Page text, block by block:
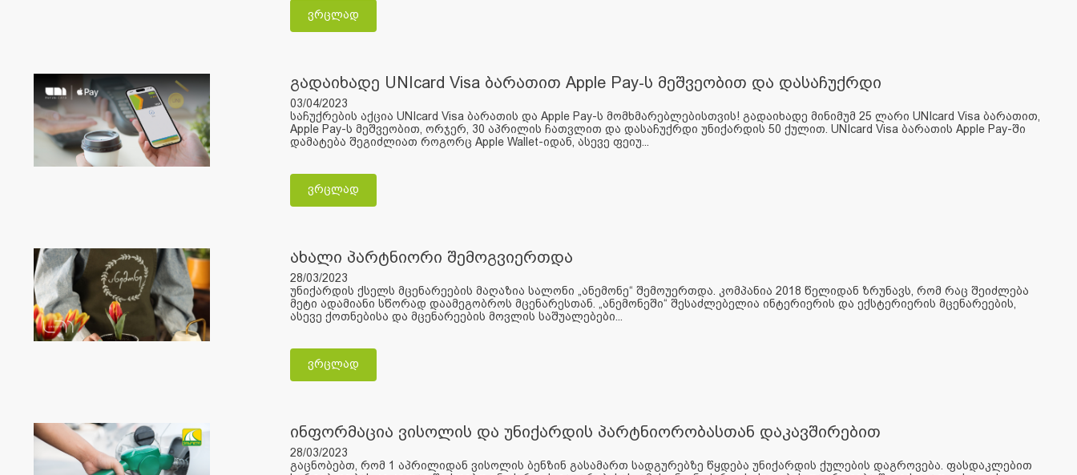
ვრცლად
გადაიხადე UNIcard Visa ბარათით Apple Pay-ს მეშვეობით და დასაჩუქრდი
03/04/2023
საჩუქრების აქცია UNIcard Visa ბარათის და Apple Pay-ს მომხმარებლებისთვის! გადაიხადე მინიმუმ 25 ლარი UNIcard Visa ბარათით,
Apple Pay-ს მეშვეობით, ორჯერ, 30 აპრილის ჩათვლით და დასაჩუქრდი უნიქარდის 50 ქულით. UNIcard Visa ბარათის Apple Pay-ში
დამატება შეგიძლიათ როგორც Apple Wallet-იდან, ასევე ფეიუ...
ვრცლად
ახალი პარტნიორი შემოგვიერთდა
28/03/2023
უნიქარდის ქსელს მცენარეების მაღაზია სალონი „ანემონე“ შემოუერთდა. კომპანია 2018 წელიდან ზრუნავს, რომ რაც შეიძლება
მეტი ადამიანი სწორად დაამეგობროს მცენარესთან. „ანემონეში“ შესაძლებელია ინტერიერის და ექსტერიერის მცენარეების,
ასევე ქოთნებისა და მცენარეების მოვლის საშუალებები...
ვრცლად
ინფორმაცია ვისოლის და უნიქარდის პარტნიორობასთან დაკავშირებით
28/03/2023
გაცნობებთ, რომ 1 აპრილიდან ვისოლის ბენზინ გასამართ სადგურებზე წყდება უნიქარდის ქულების დაგროვება. ფასდაკლებით